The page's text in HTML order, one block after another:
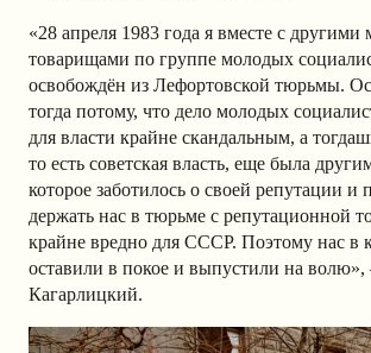
«28 апреля 1983 года я вместе с другими
товарищами по группе молодых
освобождён из Лефортовской тюрьмы.
тогда потому, что дело молодых
для власти крайне скандальным, а
то есть советская власть, еще была
которое заботилось о своей репутации и
держать нас в тюрьме с репутационной
крайне вредно для СССР. Поэтому нас в
оставили в покое и выпустили на
Кагарлицкий.